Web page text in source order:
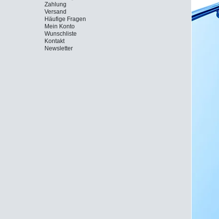
Zahlung
Versand
Häufige Fragen
Mein Konto
Wunschliste
Kontakt
Newsletter